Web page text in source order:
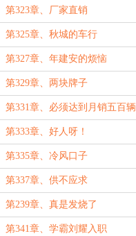
第323章、厂家直销
第325章、秋城的车行
第327章、年建安的烦恼
第329章、两块牌子
第331章、必须达到月销五百辆
第333章、好人呀！
第335章、冷风口子
第337章、供不应求
第239章、真是发烧了
第341章、学霸刘耀入职